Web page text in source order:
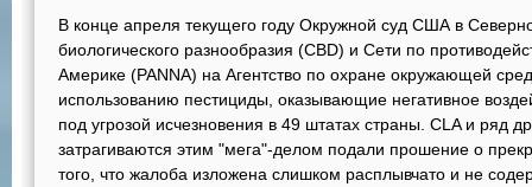
В конце апреля текущего году Окружной суд США в
биологического разнообразия (CBD) и Сети по
Америке (PANNA) на Агентство по охране окружающей
использованию пестициды, оказывающие негативное
под угрозой исчезновения в 49 штатах страны. CLA и ряд
затрагиваются этим "мега"-делом подали прошение о
того, что жалоба изложена слишком расплывчато и не